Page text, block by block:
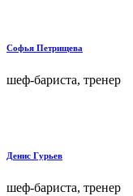
Софья Петрищева
шеф-бариста, тренер
Денис Гурьев
шеф-бариста, тренер